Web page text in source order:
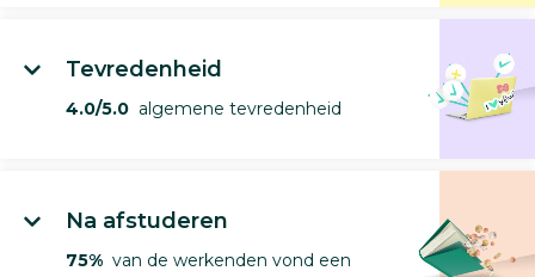
Tevredenheid
4.0/5.0 algemene tevredenheid
Na afstuderen
75% van de werkenden vond een